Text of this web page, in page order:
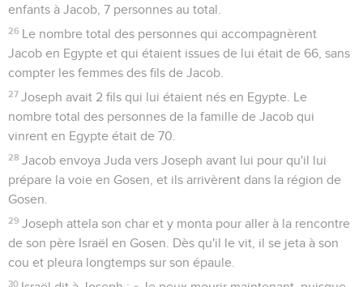
enfants à Jacob, 7 personnes au total.
26 Le nombre total des personnes qui accompagnèrent
Jacob en Egypte et qui étaient issues de lui était de 66, sans
compter les femmes des fils de Jacob.
27 Joseph avait 2 fils qui lui étaient nés en Egypte. Le
nombre total des personnes de la famille de Jacob qui
vinrent en Egypte était de 70.
28 Jacob envoya Juda vers Joseph avant lui pour qu'il lui
prépare la voie en Gosen, et ils arrivèrent dans la région de
Gosen.
29 Joseph attela son char et y monta pour aller à la rencontre
de son père Israël en Gosen. Dès qu'il le vit, il se jeta à son
cou et pleura longtemps sur son épaule.
30